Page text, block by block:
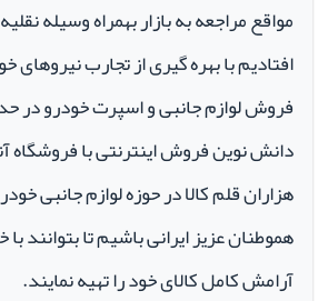
مواقع مراجعه به بازار بهمراه وسیله
افتادیم با بهره گیری از تجارب نیروهای
دانش نوین فروش اینترنتی با فروشگاه
هزاران قلم کالا در حوزه لوازم جانبی
هموطنان عزیز ایرانی باشیم تا بتوانند
آرامش کامل کالای خود را تهیه نمایند.